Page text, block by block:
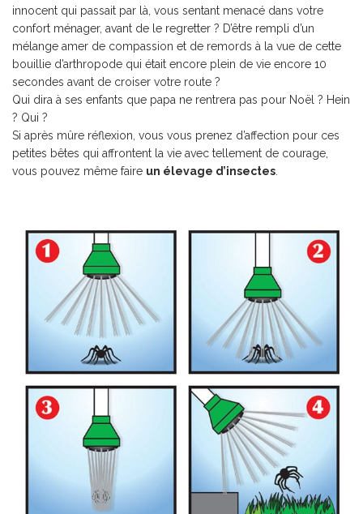
innocent qui passait par là, vous sentant menacé dans votre
confort ménager, avant de le regretter ? D’être rempli d’un
mélange amer de compassion et de remords à la vue de cette
bouillie d’arthropode qui était encore plein de vie encore 10
secondes avant de croiser votre route ?
Qui dira à ses enfants que papa ne rentrera pas pour Noël ? Hein
? Qui ?
Si après mûre réflexion, vous vous prenez d’affection pour ces
petites bêtes qui affrontent la vie avec tellement de courage,
vous pouvez même faire un élevage d’insectes